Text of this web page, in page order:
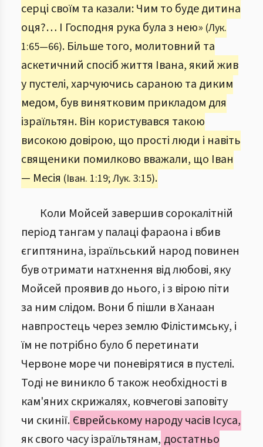
серці своїм та казали: Чим то буде дитина
оця?… І Господня рука була з нею» (Лук.
1:65—66). Більше того, молитовний та
аскетичний спосіб життя Івана, який жив
у пустелі, харчуючись сараною та диким
медом, був винятковим прикладом для
ізраїльтян. Він користувався такою
високою довірою, що прості люди і навіть
священики помилково вважали, що Іван
— Месія (Іван. 1:19; Лук. 3:15).
Коли Мойсей завершив сорокалітній
період тангам у палаці фараона і вбив
єгиптянина, ізраїльський народ повинен
був отримати натхнення від любові, яку
Мойсей проявив до нього, і з вірою піти
за ним слідом. Вони б пішли в Ханаан
навпростець через землю Філістимську, і
їм не потрібно було б перетинати
Червоне море чи поневірятися в пустелі.
Тоді не виникло б також необхідності в
кам'яних скрижалях, ковчегові заповіту
чи скинії. Єврейському народу часів Ісуса,
як свого часу ізраїльтянам, достатньо